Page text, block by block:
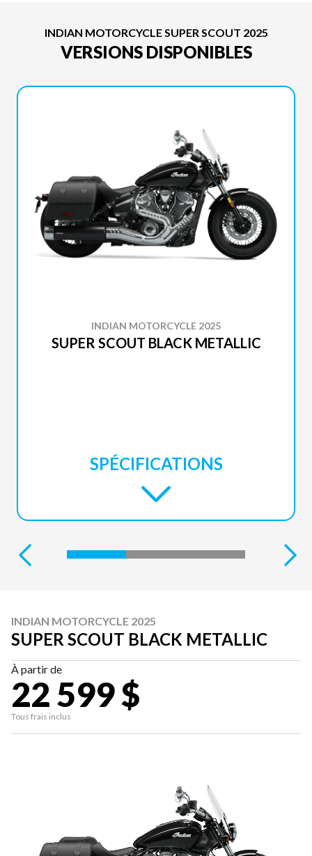
INDIAN MOTORCYCLE SUPER SCOUT 2025
VERSIONS DISPONIBLES
INDIAN MOTORCYCLE 2025
SUPER SCOUT BLACK METALLIC
SPÉCIFICATIONS
INDIAN MOTORCYCLE 2025
SUPER SCOUT BLACK METALLIC
À partir de
22 599 $
Tous frais inclus